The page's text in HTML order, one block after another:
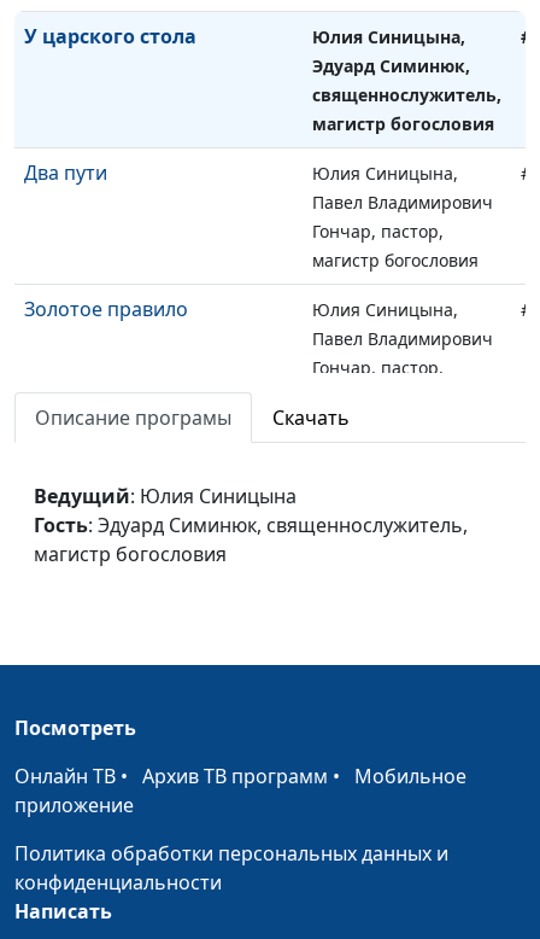
У царского стола
Юлия Синицына,
Эдуард Симинюк,
священнослужитель,
магистр богословия
Два пути
Юлия Синицына,
Павел Владимирович
Гончар, пастор,
магистр богословия
Золотое правило
Юлия Синицына,
Павел Владимирович
Гончар, пастор,
Юлия Синицына,
магистр богословия
магистр богословия
Проявление религиозности
Гончар, пастор,
Движение вперед
Юлия Синицына,
Описание програмы Скачать
Ведущий: Юлия Синицына
Гость: Эдуард Симинюк, священнослужитель,
магистр богословия
Посмотреть
Онлайн ТВ • Архив ТВ программ • Мобильное
приложение
Политика обработки персональных данных и
конфиденциальности
Написать